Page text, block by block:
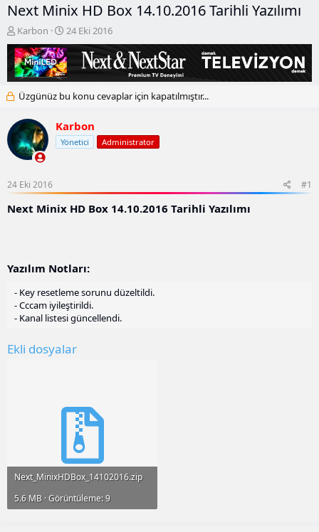
Next Minix HD Box 14.10.2016 Tarihli Yazılımı
K
o
n
b
u
y
b
a
ş
l
t
a
n
Karbon
B
a
ş
l
a
n
ç
t
h
i
24 Eki 2016
Üzgünüz bu konu cevaplar için kapatılmıştır...
Karbon
Yönetici Administrator
24 Eki 2016 #1
Next Minix HD Box 14.10.2016 Tarihli Yazılımı
Yazılım Notları:
- Key resetleme sorunu düzeltildi.
- Cccam iyileştirildi.
- Kanal listesi güncellendi.
Ekli dosyalar
Next_MinixHDBox_14102016.zip
5.6 MB · Görüntüleme: 9